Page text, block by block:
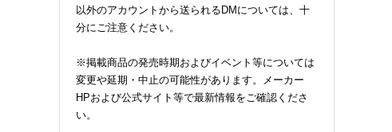
今年だけで３枚追加購入
。日焼け対策のイチオシ
ロエベの新しい世界へよ
四坂亮翔＆小泉光咲ダ
以外のアカウントから送られるDMについては、十
分にご注意ください。
※掲載商品の発売時期およびイベント等については
変更や延期・中止の可能性があります。メーカー
HPおよび公式サイト等で最新情報をご確認くださ
い。